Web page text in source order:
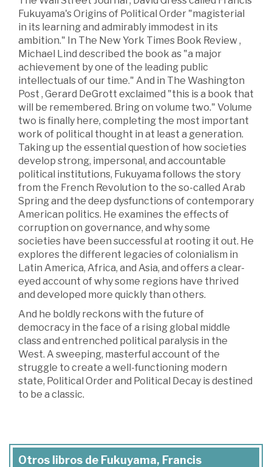
Fukuyama's Origins of Political Order "magisterial
in its learning and admirably immodest in its
ambition." In The New York Times Book Review ,
Michael Lind described the book as "a major
achievement by one of the leading public
intellectuals of our time." And in The Washington
Post , Gerard DeGrott exclaimed "this is a book that
will be remembered. Bring on volume two." Volume
two is finally here, completing the most important
work of political thought in at least a generation.
Taking up the essential question of how societies
develop strong, impersonal, and accountable
political institutions, Fukuyama follows the story
from the French Revolution to the so-called Arab
Spring and the deep dysfunctions of contemporary
American politics. He examines the effects of
corruption on governance, and why some
societies have been successful at rooting it out. He
explores the different legacies of colonialism in
Latin America, Africa, and Asia, and offers a clear-
eyed account of why some regions have thrived
and developed more quickly than others.
And he boldly reckons with the future of
democracy in the face of a rising global middle
class and entrenched political paralysis in the
West. A sweeping, masterful account of the
struggle to create a well-functioning modern
state, Political Order and Political Decay is destined
to be a classic.
Otros libros de Fukuyama, Francis